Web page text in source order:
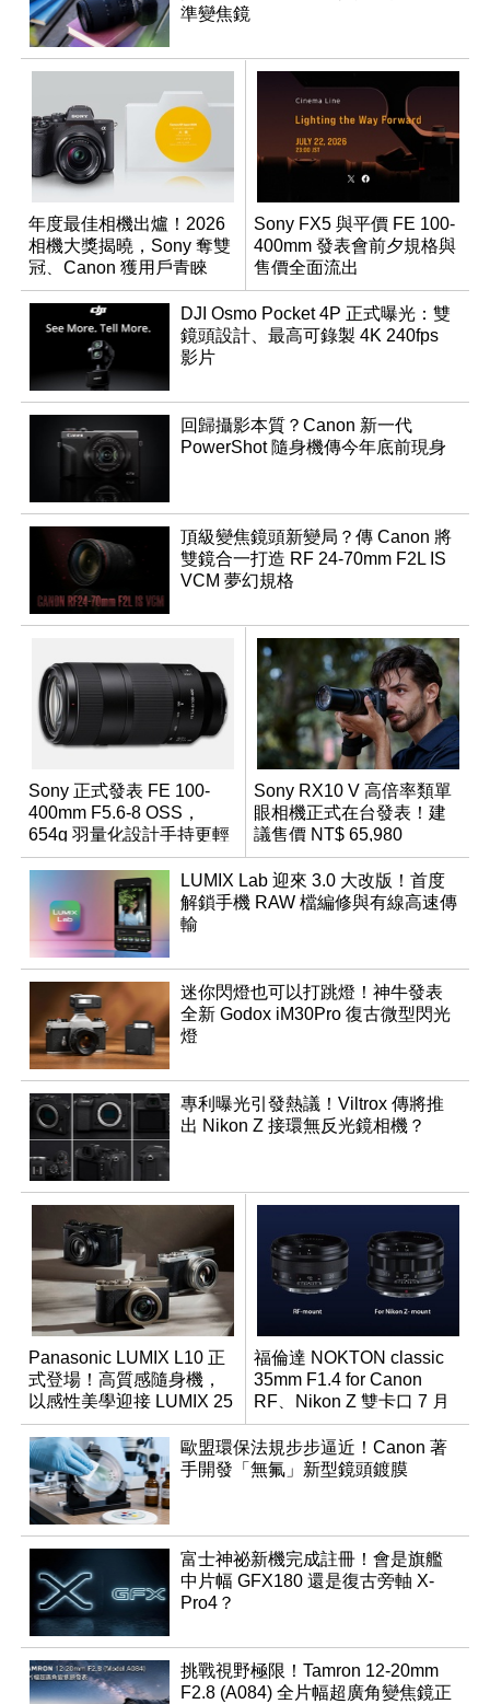
準變焦鏡
年度最佳相機出爐！2026
相機大獎揭曉，Sony 奪雙
冠、Canon 獲用戶青睞
Sony FX5 與平價 FE 100-
400mm 發表會前夕規格與
售價全面流出
DJI Osmo Pocket 4P 正式曝光：雙
鏡頭設計、最高可錄製 4K 240fps
影片
回歸攝影本質？Canon 新一代
PowerShot 隨身機傳今年底前現身
頂級變焦鏡頭新變局？傳 Canon 將
雙鏡合一打造 RF 24-70mm F2L IS
VCM 夢幻規格
Sony 正式發表 FE 100-
400mm F5.6-8 OSS，
654g 羽量化設計手持更輕
鬆
Sony RX10 V 高倍率類單
眼相機正式在台發表！建
議售價 NT$ 65,980
LUMIX Lab 迎來 3.0 大改版！首度
解鎖手機 RAW 檔編修與有線高速傳
輸
迷你閃燈也可以打跳燈！神牛發表
全新 Godox iM30Pro 復古微型閃光
燈
專利曝光引發熱議！Viltrox 傳將推
出 Nikon Z 接環無反光鏡相機？
Panasonic LUMIX L10 正
式登場！高質感隨身機，
以感性美學迎接 LUMIX 25
週年
福倫達 NOKTON classic
35mm F1.4 for Canon
RF、Nikon Z 雙卡口 7 月
同步登台
歐盟環保法規步步逼近！Canon 著
手開發「無氟」新型鏡頭鍍膜
富士神祕新機完成註冊！會是旗艦
中片幅 GFX180 還是復古旁軸 X-
Pro4？
挑戰視野極限！Tamron 12-20mm
F2.8 (A084) 全片幅超廣角變焦鏡正